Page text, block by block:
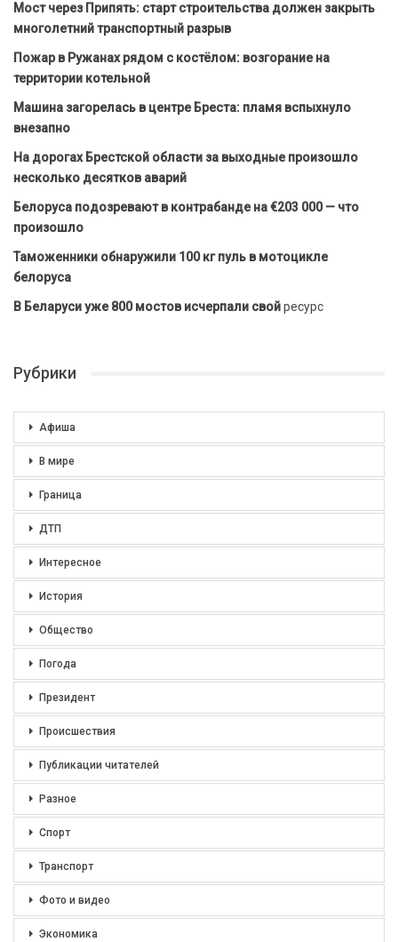
Мост через Припять: старт строительства должен закрыть
многолетний транспортный разрыв
Пожар в Ружанах рядом с костёлом: возгорание на
территории котельной
Машина загорелась в центре Бреста: пламя вспыхнуло
внезапно
На дорогах Брестской области за выходные произошло
несколько десятков аварий
Белоруса подозревают в контрабанде на €203 000 — что
произошло
Таможенники обнаружили 100 кг пуль в мотоцикле
белоруса
В Беларуси уже 800 мостов исчерпали свойресурс
Рубрики
Афиша
В мире
Граница
ДТП
Интересное
История
Общество
Погода
Президент
Происшествия
Публикации читателей
Разное
Спорт
Транспорт
Фото и видео
Экономика